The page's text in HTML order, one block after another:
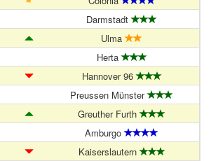
Darmstadt
Ulma
Herta
Hannover 96
Preussen Münster
Greuther Furth
Amburgo
Kaiserslautern